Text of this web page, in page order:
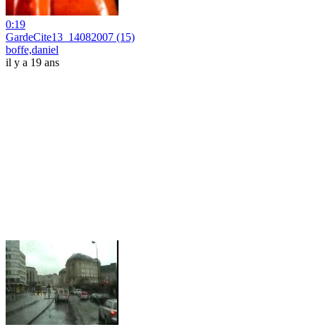
0:19
GardeCite13_14082007 (15)
boffe,daniel
il y a 19 ans